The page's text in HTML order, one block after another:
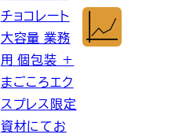
チョコレート
大容量 業務
用 個包装 ＋
まごころエク
スプレス限定
資材にてお